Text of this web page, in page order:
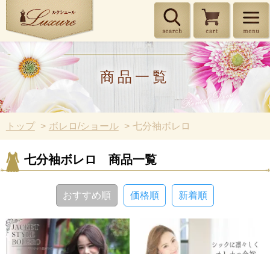
商品一覧
トップ ボレロ/ショール 七分袖ボレロ
七分袖ボレロ 商品一覧
おすすめ順 価格順 新着順